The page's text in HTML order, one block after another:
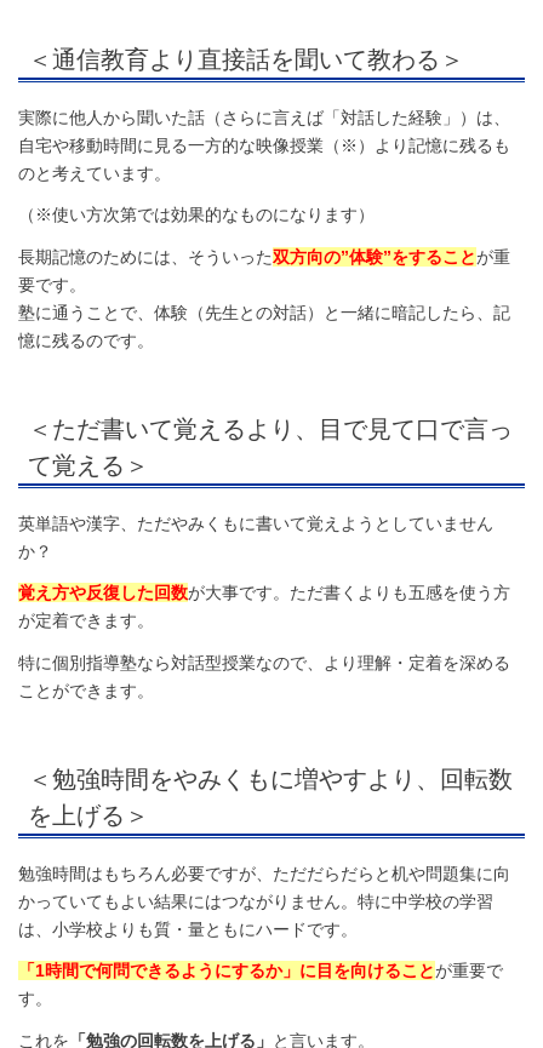
＜通信教育より直接話を聞いて教わる＞
実際に他人から聞いた話（さらに言えば「対話した経験」）は、
自宅や移動時間に見る一方的な映像授業（※）より記憶に残るも
のと考えています。
（※使い方次第では効果的なものになります）
長期記憶のためには、そういった双方向の”体験”をすることが重
要です。
塾に通うことで、体験（先生との対話）と一緒に暗記したら、記
憶に残るのです。
＜ただ書いて覚えるより、目で見て口で言っ
て覚える＞
英単語や漢字、ただやみくもに書いて覚えようとしていません
か？
覚え方や反復した回数が大事です。ただ書くよりも五感を使う方
が定着できます。
特に個別指導塾なら対話型授業なので、より理解・定着を深める
ことができます。
＜勉強時間をやみくもに増やすより、回転数
を上げる＞
勉強時間はもちろん必要ですが、ただだらだらと机や問題集に向
かっていてもよい結果にはつながりません。特に中学校の学習
は、小学校よりも質・量ともにハードです。
「1時間で何問できるようにするか」に目を向けることが重要で
す。
これを 「勉強の回転数を上げる」 と言います。